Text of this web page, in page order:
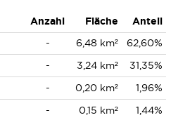
Anzahl Fläche
Anteil
- 6,48 km²
62,60%
- 3,24 km²
31,35%
- 0,20 km²
1,96%
- 0,15 km² 1,44%